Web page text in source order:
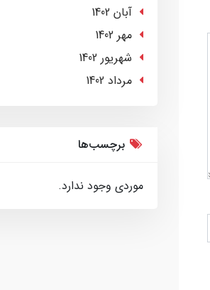
آبان 1402
مهر 1402
شهریور 1402
مرداد 1402
برچسب‌ها
موردی وجود ندارد.